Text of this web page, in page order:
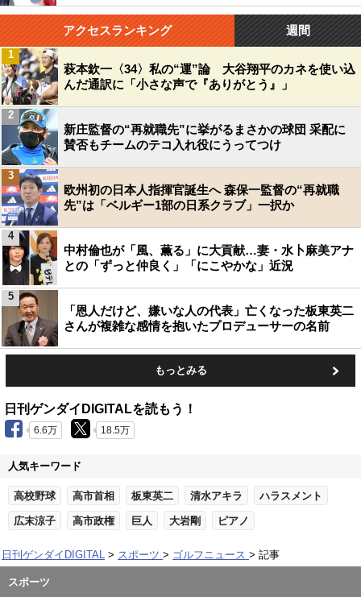
アクセスランキング 週間
萩本欽一〈34〉私の“運”論 大谷翔平のカネを使い込
んだ通訳に「小さな声で『ありがとう』」
1
新庄監督の“再就職先”に挙がるまさかの球団 采配に
賛否もチームのテコ入れ役にうってつけ
2
欧州初の日本人指揮官誕生へ 森保一監督の“再就職
先”は「ベルギー1部の日系クラブ」一択か
3
中村倫也が「風、薫る」に大貢献…妻・水卜麻美アナ
との「ずっと仲良く」「にこやかな」近況
4
「恩人だけど、嫌いな人の代表」亡くなった板東英二
さんが複雑な感情を抱いたプロデューサーの名前
5
もっとみる
日刊ゲンダイDIGITALを読もう！
6.6万 18.5万
人気キーワード
高校野球 高市首相 板東英二 清水アキラ ハラスメント
広末涼子 高市政権 巨人 大岩剛 ピアノ
日刊ゲンダイDIGITAL スポーツ ゴルフニュース 記事
スポーツ